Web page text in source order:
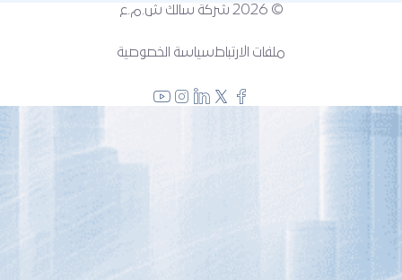
© 2026 شركة سالك ش.م.ع
ملفات الارتباطسياسة الخصوصية